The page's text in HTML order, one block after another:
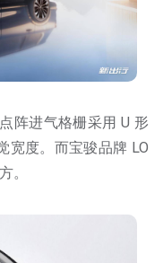
阵进气格栅采用 U 形
宽度。而宝骏品牌 LO
。